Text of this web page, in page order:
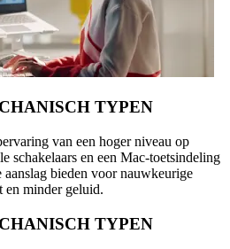
TYPEN
van een hoger niveau op
schakelaars en een Mac-toetsindeling
aanslag bieden voor nauwkeurige
en minder geluid.
TYPEN